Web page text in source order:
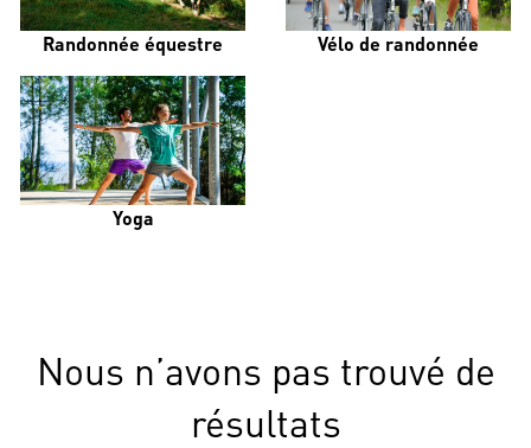
Randonnée équestre Vélo de randonnée
Yoga
Nous n’avons pas trouvé de
résultats